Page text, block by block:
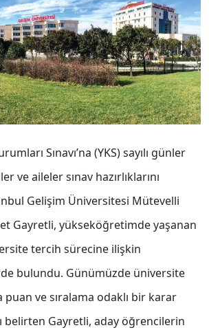
Sınavı’na (YKS) sayılı günler
ve aileler sınav hazırlıklarını
Gelişim Üniversitesi Mütevelli
Gayretli, yükseköğretimde yaşanan
tercih sürecine ilişkin
bulundu. Günümüzde üniversite
puan ve sıralama odaklı bir karar
belirten Gayretli, aday öğrencilerin